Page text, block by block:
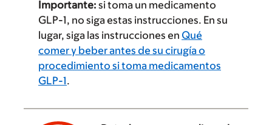
Importante: si toma un medicamento
GLP-1, no siga estas instrucciones. En su
lugar, siga las instrucciones en Qué
comer y beber antes de su cirugía o
procedimiento si toma medicamentos
GLP-1.